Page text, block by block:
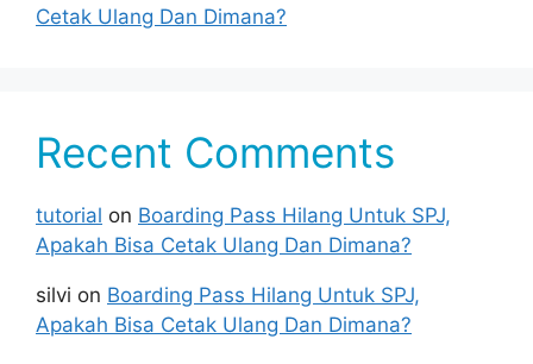
Cetak Ulang Dan Dimana?
Recent Comments
tutorial on Boarding Pass Hilang Untuk SPJ,
Apakah Bisa Cetak Ulang Dan Dimana?
silvi on Boarding Pass Hilang Untuk SPJ,
Apakah Bisa Cetak Ulang Dan Dimana?